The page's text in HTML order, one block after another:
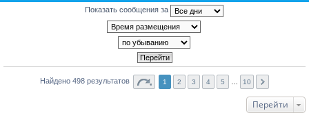
Показать сообщения за
Найдено 498 результатов 1 2 3 4 5 10
Перейти